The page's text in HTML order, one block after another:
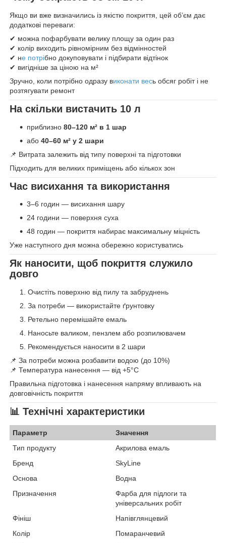
Якщо ви вже визначились із якістю покриття, цей об’єм дає
додаткові переваги:
✔ можна пофарбувати велику площу за один раз
✔ колір виходить рівномірним без відмінностей
✔ не потрібно докуповувати і підбирати відтінок
✔ вигідніше за ціною на м²
Зручно, коли потрібно одразу виконати весь обсяг робіт і не
розтягувати ремонт
На скільки вистачить 10 л
приблизно 80–120 м² в 1 шар
або 40–60 м² у 2 шари
📌 Витрата залежить від типу поверхні та підготовки
Підходить для великих приміщень або кількох зон
Час висихання та використання
3–6 годин — висихання шару
24 години — поверхня суха
48 годин — покриття набирає максимальну міцність
Уже наступного дня можна обережно користуватись
Як наносити, щоб покриття служило
довго
Очистіть поверхню від пилу та забруднень
За потреби — використайте ґрунтовку
Ретельно перемішайте емаль
Наносьте валиком, пензлем або розпилювачем
Рекомендується наносити в 2 шари
📌 За потреби можна розбавити водою (до 10%)
📌 Температура нанесення — від +5°C
Правильна підготовка і нанесення напряму впливають на
довговічність покриття
📊 Технічні характеристики
Параметр
Значення
Тип продукту
Акрилова емаль
Бренд
SkyLine
Основа
Водна
Призначення
Фарба для підлоги та
універсальних робіт
Фініш
Напівглянцевий
Колір
Помаранчевий